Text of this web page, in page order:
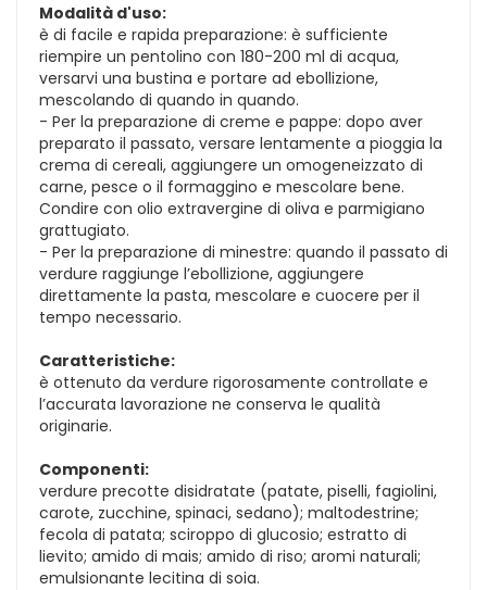
Modalità d'uso:
è di facile e rapida preparazione: è sufficiente
riempire un pentolino con 180-200 ml di acqua,
versarvi una bustina e portare ad ebollizione,
mescolando di quando in quando.
- Per la preparazione di creme e pappe: dopo aver
preparato il passato, versare lentamente a pioggia la
crema di cereali, aggiungere un omogeneizzato di
carne, pesce o il formaggino e mescolare bene.
Condire con olio extravergine di oliva e parmigiano
grattugiato.
- Per la preparazione di minestre: quando il passato di
verdure raggiunge l’ebollizione, aggiungere
direttamente la pasta, mescolare e cuocere per il
tempo necessario.
Caratteristiche:
è ottenuto da verdure rigorosamente controllate e
l’accurata lavorazione ne conserva le qualità
originarie.
Componenti:
verdure precotte disidratate (patate, piselli, fagiolini,
carote, zucchine, spinaci, sedano); maltodestrine;
fecola di patata; sciroppo di glucosio; estratto di
lievito; amido di mais; amido di riso; aromi naturali;
emulsionante lecitina di soia.